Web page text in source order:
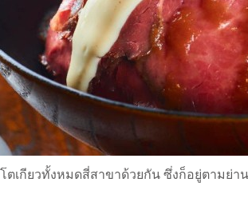
ตเกียวทั้งหมดสี่สาขาด้วยกัน ซึ่งก็อยู่ตามย่า